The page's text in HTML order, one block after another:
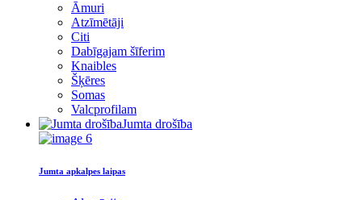
Āmuri
Atzīmētāji
Citi
Dabīgajam šīferim
Knaibles
Šķēres
Somas
Valcprofilam
Jumta drošība
Jumta apkalpes laipas